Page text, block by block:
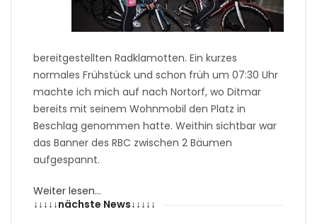
bereitgestellten Radklamotten. Ein kurzes
normales Frühstück und schon früh um 07:30 Uhr
machte ich mich auf nach Nortorf, wo Ditmar
bereits mit seinem Wohnmobil den Platz in
Beschlag genommen hatte. Weithin sichtbar war
das Banner des RBC zwischen 2 Bäumen
aufgespannt.
Weiter lesen…
↓↓↓↓↓nächste News↓↓↓↓↓